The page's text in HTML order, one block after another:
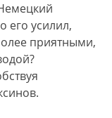
его усилил,
приятными,